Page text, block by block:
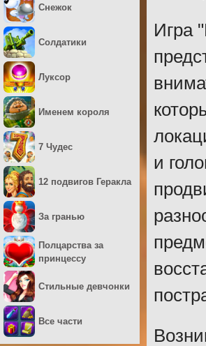
Игра
и
Снежок
Солдатики
Луксор
Именем короля
7 Чудес
12 подвигов Геракла
За гранью
Полцарства за
принцессу
Стильные девчонки
Все части